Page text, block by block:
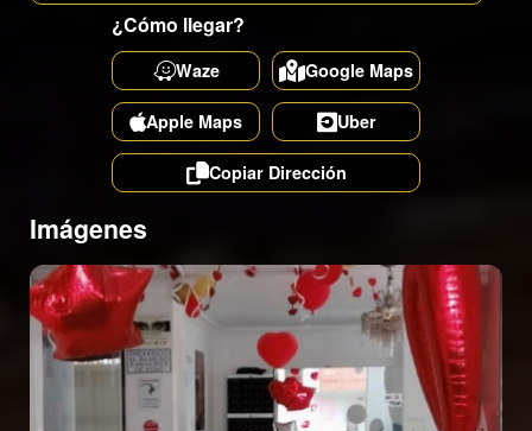
¿Cómo llegar?
Waze Google Maps
Apple Maps Uber
Copiar Dirección
Imágenes